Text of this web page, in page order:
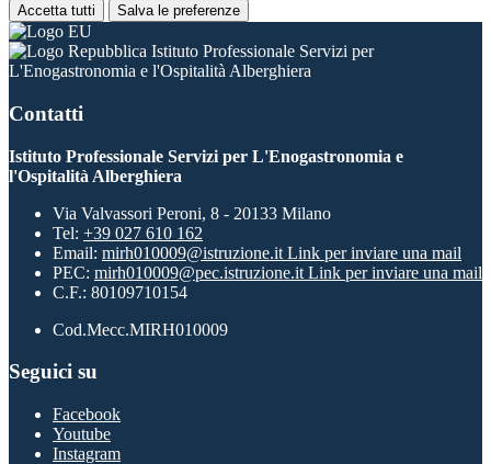
Accetta tutti Salva le preferenze
Istituto Professionale Servizi per
L'Enogastronomia e l'Ospitalità Alberghiera
Contatti
Istituto Professionale Servizi per L'Enogastronomia e
l'Ospitalità Alberghiera
Via Valvassori Peroni, 8 - 20133 Milano
Tel: +39 027 610 162
Email: mirh010009@istruzione.it Link per inviare una mail
PEC: mirh010009@pec.istruzione.it Link per inviare una mail
C.F.: 80109710154
Cod.Mecc.MIRH010009
Seguici su
Facebook
Youtube
Instagram